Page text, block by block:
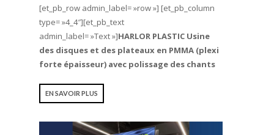
[et_pb_row admin_label= »row »] [et_pb_column
type= »4_4″][et_pb_text
admin_label= »Text »]HARLOR PLASTIC Usine
des disques et des plateaux en PMMA (plexi
forte épaisseur) avec polissage des chants
EN SAVOIR PLUS